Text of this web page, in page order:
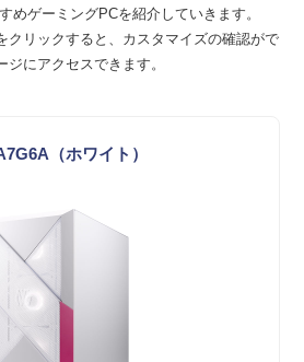
めゲーミングPCを紹介していきます。
クリックすると、カスタマイズの確認がで
にアクセスできます。
（ホワイト）